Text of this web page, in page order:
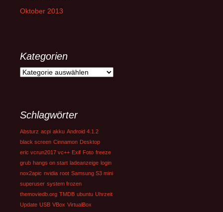
Oktober 2013
Kategorien
Kategorien
Schlagwörter
Absturz acpi akku Android 4.1.2
black screen Cinnamon Desktop
eric vcrun2017 vc++ Exif Foto freeze
grub hangs on start ladeanzeige login
nox2apic nvidia root Samsung S3 mini
superuser system frozen
themoviedb.org TMDB ubuntu Uhrzeit
Update USB VBox VirtualBox